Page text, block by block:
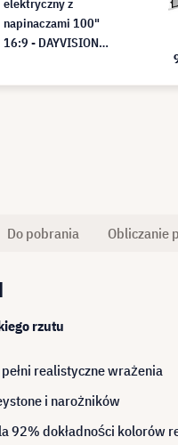
elektryczny z
napinaczami 100"
16:9 - DAYVISION
Do pobrania Obliczanie
rzutu
realistyczne wrażenia
i narożników
92% dokładności kolorów